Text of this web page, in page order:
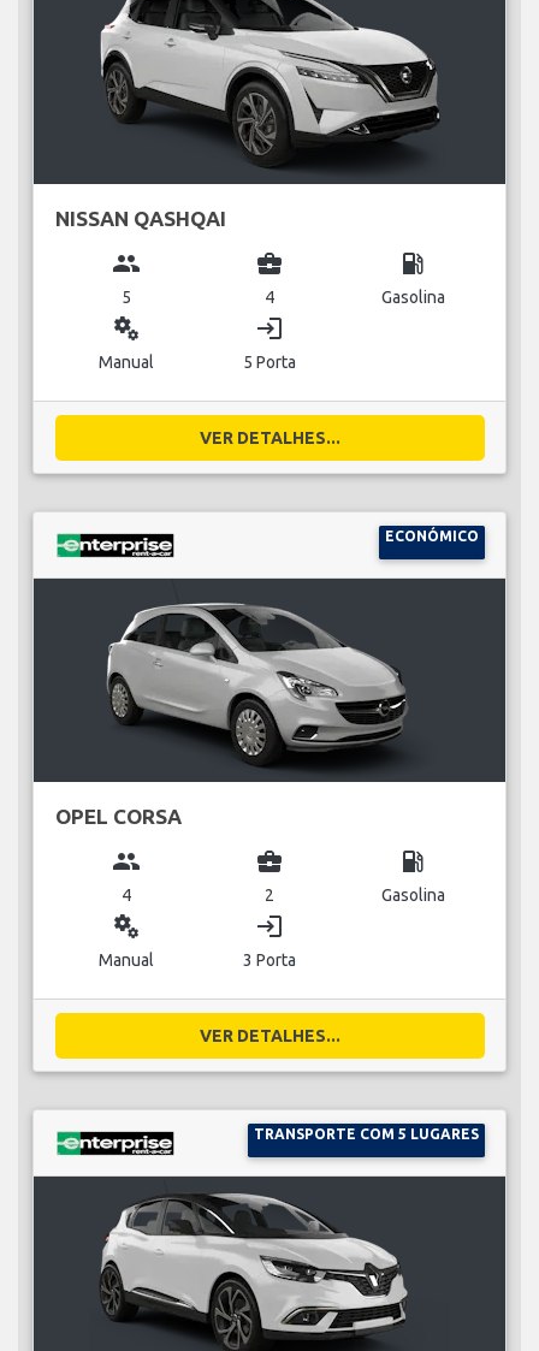
NISSAN QASHQAI
group
5
business_center
4
local_gas_station
Gasolina
miscellaneous_services
Manual
login
5 Porta
VER DETALHES...
ECONÓMICO
OPEL CORSA
group
4
business_center
2
local_gas_station
Gasolina
miscellaneous_services
Manual
login
3 Porta
VER DETALHES...
TRANSPORTE COM 5 LUGARES